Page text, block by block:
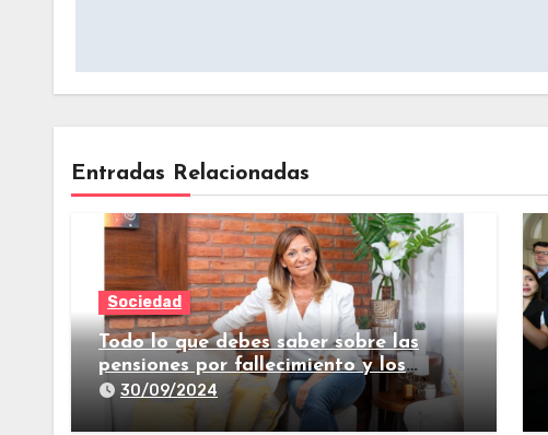
Entradas Relacionadas
Sociedad
Todo lo que debes saber sobre las
pensiones por fallecimiento y los
seguros de vida
30/09/2024